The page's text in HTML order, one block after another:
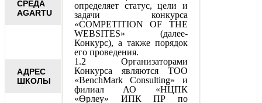
СРЕДА
AGARTU
АДРЕС
ШКОЛЫ
определяет статус, цели и
задачи конкурса
«COMPETITION OF THE
WEBSITES» (далее-
Конкурс), а также порядок
его проведения.
1.2 Организаторами
Конкурса являются ТОО
«BenchMark Consulting» и
филиал АО «НЦПК
«Өрлеу» ИПК ПР по